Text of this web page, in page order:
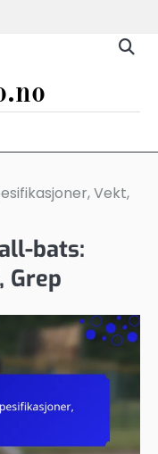
Vekt,
bats:
Grep